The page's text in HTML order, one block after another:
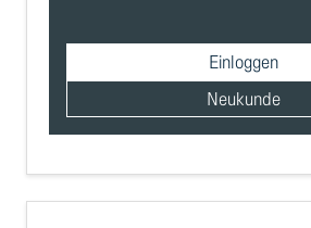
Einloggen
Neukunde